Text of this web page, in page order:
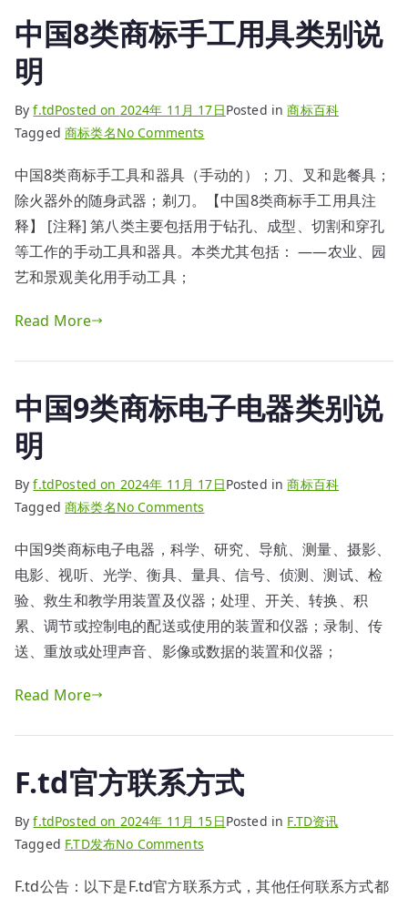
算
中国8类商标手工用具类别说
明
Byf.tdPosted on 2024年 11月 17日Posted in商标百科
Tagged商标类名No Comments
国
类
商
具
别
说
中国8类商标手工具和器具（手动的）；刀、叉和匙餐具；
除火器外的随身武器；剃刀。【中国8类商标手工用具注
释】 [注释] 第八类主要包括用于钻孔、成型、切割和穿孔
等工作的手动工具和器具。本类尤其包括： ——农业、园
艺和景观美化用手动工具；
Read More
中国9类商标电子电器类别说
明
Byf.tdPosted on 2024年 11月 17日Posted in商标百科
Tagged商标类名No Comments
国
9
类
商
标
器
别
说
明
中国9类商标电子电器，科学、研究、导航、测量、摄影、
电影、视听、光学、衡具、量具、信号、侦测、测试、检
验、救生和教学用装置及仪器；处理、开关、转换、积
累、调节或控制电的配送或使用的装置和仪器；录制、传
送、重放或处理声音、影像或数据的装置和仪器；
Read More
F.td官方联系方式
Byf.tdPosted on 2024年 11月 15日Posted in F.TD资讯
Tagged F.TD发布No Commentson
官
F.td公告：以下是F.td官方联系方式，其他任何联系方式都